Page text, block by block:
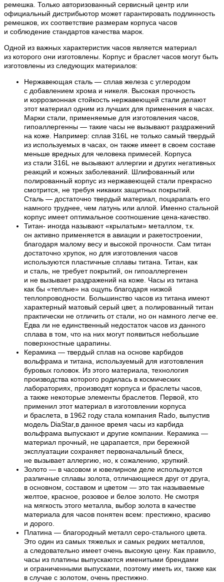
ремешка. Только авторизованный сервисный центр или
официальный дистрибьютор может гарантировать подлинность
ремешков, их соответствие размерам корпуса часов
и соблюдение стандартов качества марок.
Одной из важных характеристик часов является материал
из которого они изготовлены. Корпус и браслет часов могут быть
изготовлены из следующих материалов:
Нержавеющая сталь — сплав железа с углеродом
с добавлением хрома и никеля. Высокая прочность
и коррозионная стойкость нержавеющей стали делают
этот материал одним из лучших для применения в часах.
Марки стали, применяемые для изготовления часов,
гипоаллергенны — такие часы не вызывают раздражений
на коже. Например: сплав 316L не только самый твердый
из используемых в часах, он также имеет в своем составе
меньше вредных для человека примесей. Корпуса
из стали 316L не вызывают аллергии и других негативных
реакций и кожных заболеваний. Шлифованный или
полированный корпус из нержавеющей стали прекрасно
смотрится, не требуя никаких защитных покрытий.
Сталь — достаточно твердый материал, поцарапать его
намного труднее, чем латунь или аллой. Именно стальной
корпус имеет оптимальное соотношение цена-качество.
Титан- иногда называют «крылатым» металлом, т.к.
он активно применяется в авиации и ракетостроении,
благодаря малому весу и высокой прочности. Сам титан
достаточно хрупок, но для изготовления часов
используются пластичные сплавы титана. Титан, как
и сталь, не требует покрытий, он гипоаллергенен
и не вызывает раздражений на коже. Часы из титана
как бы «теплые» на ощупь благодаря низкой
теплопроводности. Большинство часов из титана имеют
характерный матовый серый цвет, а полированный титан
практически не отличить от стали, но он намного легче ее.
Едва ли не единственный недостаток часов из данного
сплава в том, что на них могут появиться небольшие
поверхностные царапины.
Керамика — твердый сплав на основе карбидов
вольфрама и титана, используемый для изготовления
буровых головок. Из этого материала, технология
производства которого родилась в космических
лабораториях, производят корпуса и браслеты часов,
а также некоторые элементы браслетов. Первой, кто
применил этот материал в изготовлении корпуса
и браслета, в 1962 году стала компания Rado, выпустив
модель DiaStar,в данное время часы из карбида
вольфрама выпускают и другие компании. Керамика —
материал прочный, не царапается, при бережной
эксплуатации сохраняет первоначальный блеск,
не вызывает аллергию, но, к сожалению, хрупкий.
Золото — в часовом и ювелирном деле используются
различные сплавы золота, отличающиеся друг от друга,
в основном, составом и цветом — это так называемые
желтое, красное, розовое и белое золото. Не смотря
на мягкость этого металла, выбор золота в качестве
материала для часов понятен всем: престижно, красиво
и дорого.
Платина — благородный металл серо-стального цвета.
Это один из самых тяжелых и самых редких металлов,
а следовательно имеет очень высокую цену. Как правило,
часы из платины выпускаются именитыми брендами
и ограниченными выпусками, поэтому иметь их, также как
в случае с золотом, очень престижно.